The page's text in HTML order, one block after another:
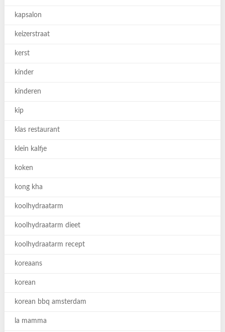
kapsalon
keizerstraat
kerst
kinder
kinderen
kip
klas restaurant
klein kalfje
koken
kong kha
koolhydraatarm
koolhydraatarm dieet
koolhydraatarm recept
koreaans
korean
korean bbq amsterdam
la mamma